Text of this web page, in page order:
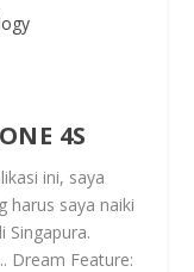
4S
ini, saya
harus saya naiki
Singapura.
Dream Feature: